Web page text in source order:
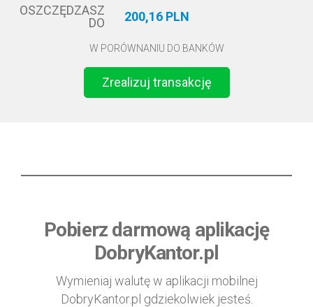
OSZCZĘDZASZ
DO
200,16 PLN
W PORÓWNANIU DO BANKÓW
Zrealizuj transakcję
Pobierz darmową aplikację
DobryKantor.pl
Wymieniaj walutę w aplikacji mobilnej
DobryKantor.pl gdziekolwiek jesteś.